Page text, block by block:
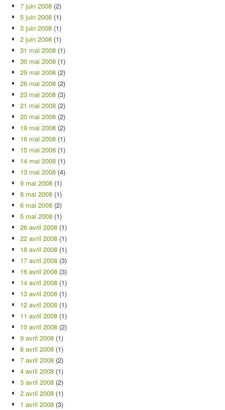
7 juin 2008 (2)
5 juin 2008 (1)
3 juin 2008 (1)
2 juin 2008 (1)
31 mai 2008 (1)
30 mai 2008 (1)
29 mai 2008 (2)
26 mai 2008 (2)
23 mai 2008 (3)
21 mai 2008 (2)
20 mai 2008 (2)
19 mai 2008 (2)
16 mai 2008 (1)
15 mai 2008 (1)
14 mai 2008 (1)
13 mai 2008 (4)
9 mai 2008 (1)
8 mai 2008 (1)
6 mai 2008 (2)
5 mai 2008 (1)
26 avril 2008 (1)
22 avril 2008 (1)
18 avril 2008 (1)
17 avril 2008 (3)
16 avril 2008 (3)
14 avril 2008 (1)
13 avril 2008 (1)
12 avril 2008 (1)
11 avril 2008 (1)
10 avril 2008 (2)
9 avril 2008 (1)
8 avril 2008 (1)
7 avril 2008 (2)
4 avril 2008 (1)
3 avril 2008 (2)
2 avril 2008 (1)
1 avril 2008 (3)